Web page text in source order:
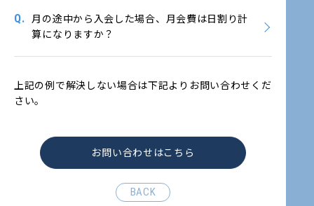
Q.
月の途中から入会した場合、月会費は日割り計
算になりますか？
上記の例で解決しない場合は下記よりお問い合わせくだ
さい。
お問い合わせはこちら
BACK